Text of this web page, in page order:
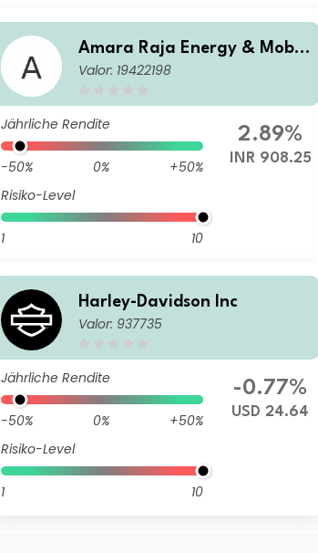
Amara Raja Energy & Mobili
ty Ltd
Valor: 19422198
Jährliche Rendite
-50% 0%
+50%
Risiko-Level
1 10
2.89%
INR 908.25
Harley-Davidson Inc
Valor: 937735
Jährliche Rendite
-50% 0%
+50%
Risiko-Level
1 10
-0.77%
USD 24.64